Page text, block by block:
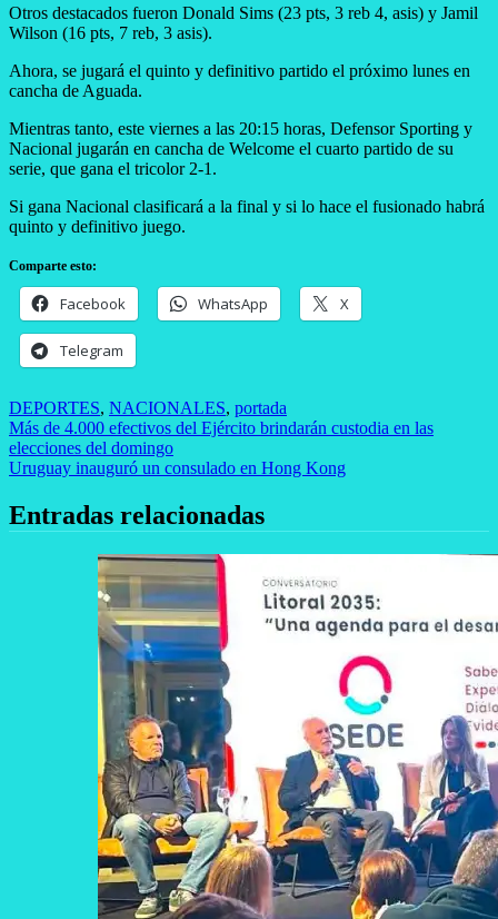
Otros destacados fueron Donald Sims (23 pts, 3 reb 4, asis) y Jamil
Wilson (16 pts, 7 reb, 3 asis).
Ahora, se jugará el quinto y definitivo partido el próximo lunes en
cancha de Aguada.
Mientras tanto, este viernes a las 20:15 horas, Defensor Sporting y
Nacional jugarán en cancha de Welcome el cuarto partido de su
serie, que gana el tricolor 2-1.
Si gana Nacional clasificará a la final y si lo hace el fusionado habrá
quinto y definitivo juego.
Comparte esto:
Facebook WhatsApp X
Telegram
DEPORTES, NACIONALES, portada
Navegación
de
Más de 4.000 efectivos del Ejército brindarán custodia en las
elecciones del domingo
Uruguay inauguró un consulado en Hong Kong
Entradas relacionadas